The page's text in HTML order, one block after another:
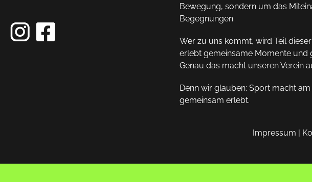
Bewegung, sondern um das
Begegnungen.
Wer zu uns kommt, wird Teil
erlebt gemeinsame Momente und
Genau das macht unseren Verein
Denn wir glauben: Sport macht
gemeinsam erlebt.
Impressum |